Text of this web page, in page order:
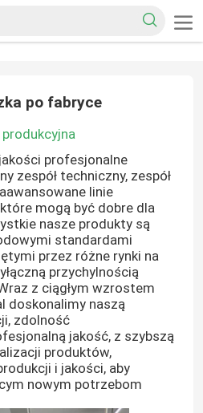
po fabryce
produkcyjna
profesjonalne
zespół techniczny, zespół
linie
mogą być dobre dla
nasze produkty są
standardami
przez różne rynki na
przychylnością
z ciągłym wzrostem
doskonalimy naszą
zdolność
jakość, z szybszą
produktów,
i jakości, aby
nowym potrzebom